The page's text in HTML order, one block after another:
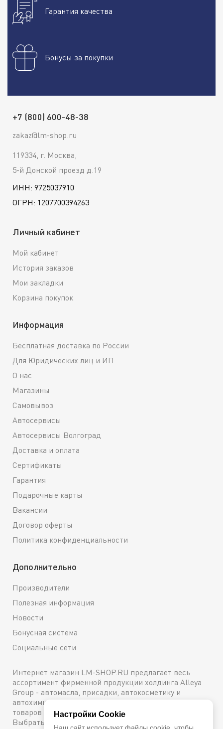
Гарантия качества
Бонусы за покупки
+7 (800) 600-48-38
zakaz@lm-shop.ru
119334, г. Москва,
5-й Донской проезд д.19
ИНН: 9725037910
ОГРН: 1207700394263
Личный кабинет
Мой кабинет
История заказов
Мои закладки
Корзина покупок
Информация
Бесплатная доставка по России
Для Юридических лиц и ИП
О нас
Магазины
Самовывоз
Автосервисы
Автосервисы Волгоград
Доставка и оплата
Сертификаты
Гарантия
Подарочные карты
Вакансии
Договор оферты
Политика конфиденциальности
Дополнительно
Производители
Полезная информация
Новости
Бонусная система
Социальные сети
Интернет магазин LM-SHOP.RU предлагает весь
ассортимент фирменной продукции холдинга Alleya
Group - автомасла, присадки, автокосметику и
автохимию. Каталог содержит подробное описание
товаров с техническими характеристиками и ценами.
Выбрать и купить оригинальную продукцию с
Настройки Cookie